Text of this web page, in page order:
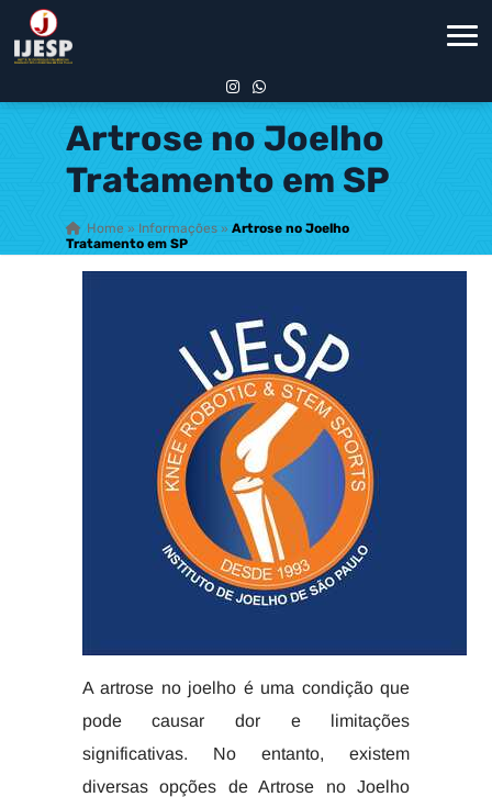
Artrose no Joelho
Tratamento em SP
Home » Informações » Artrose no Joelho
Tratamento em SP
A artrose no joelho é uma condição que
pode causar dor e limitações
significativas. No entanto, existem
diversas opções de Artrose no Joelho